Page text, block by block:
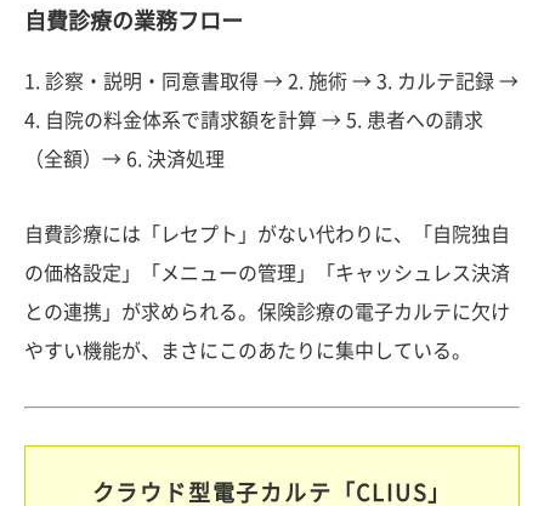
自費診療の業務フロー
1. 診察・説明・同意書取得 → 2. 施術 → 3. カルテ記録 →
4. 自院の料金体系で請求額を計算 → 5. 患者への請求
（全額）→ 6. 決済処理
自費診療には「レセプト」がない代わりに、「自院独自
の価格設定」「メニューの管理」「キャッシュレス決済
との連携」が求められる。保険診療の電子カルテに欠け
やすい機能が、まさにこのあたりに集中している。
クラウド型電子カルテ「CLIUS」